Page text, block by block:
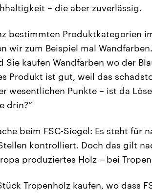
– die aber zuverlässig.
bestimmten Produktkategorien
wir zum Beispiel mal
Sie kaufen Wandfarben wo der
Produkt ist gut, weil das
wesentlichen Punkte – ist da
drin?“
beim FSC-Siegel: Es steht für
kontrolliert. Doch das gilt
produziertes Holz – bei
Tropenholz kaufen, wo dass